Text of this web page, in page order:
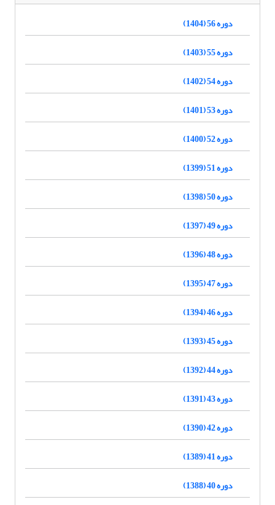
دوره 56 (1404)
دوره 55 (1403)
دوره 54 (1402)
دوره 53 (1401)
دوره 52 (1400)
دوره 51 (1399)
دوره 50 (1398)
دوره 49 (1397)
دوره 48 (1396)
دوره 47 (1395)
دوره 46 (1394)
دوره 45 (1393)
دوره 44 (1392)
دوره 43 (1391)
دوره 42 (1390)
دوره 41 (1389)
دوره 40 (1388)